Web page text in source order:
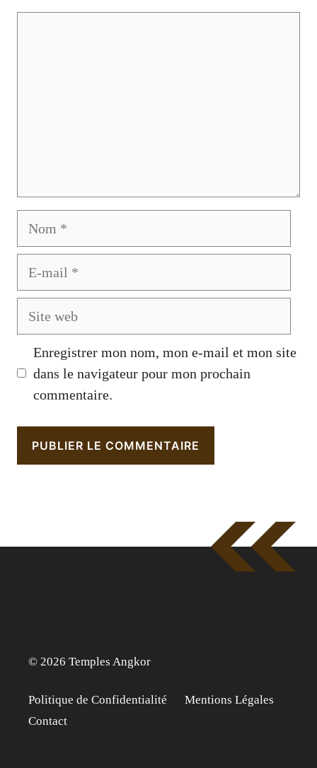
Enregistrer mon nom, mon e-mail et mon site
dans le navigateur pour mon prochain
commentaire.
© 2026 Temples Angkor
Politique de Confidentialité
Mentions Légales
Contact